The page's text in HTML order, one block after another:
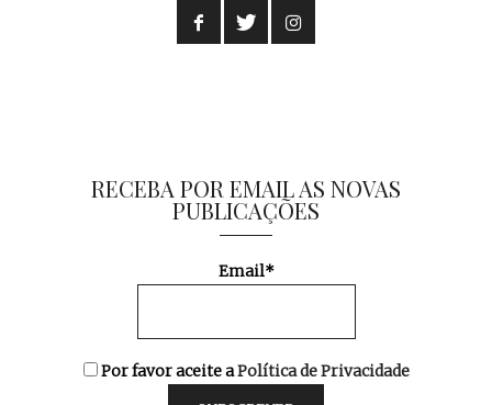
RECEBA POR EMAIL AS NOVAS
PUBLICAÇÕES
Email*
Por favor aceite aPolítica de Privacidade